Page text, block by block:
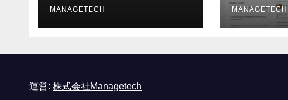
ォーマンスという芸術
形式に不安を感じた」
MANAGETECH MANAGETECH
運営: 株式会社Managetech